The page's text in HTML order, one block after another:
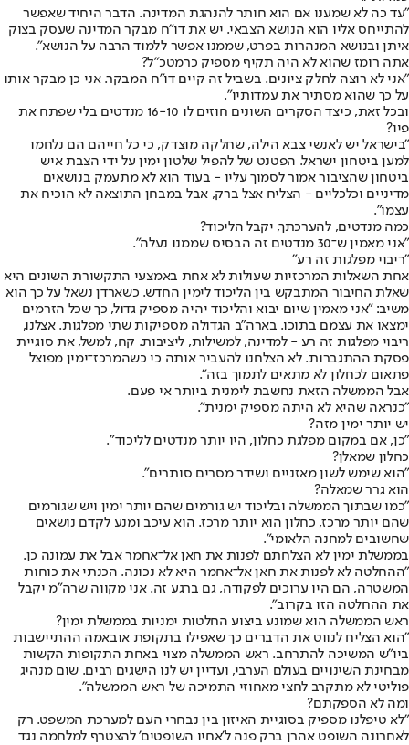
"עד כה לא שמענו אם הוא חותר להנהגת המדינה. הדבר היחיד שאפשר
להתייחס אליו הוא הנושא הצבאי. יש את דו"ח מבקר המדינה שעסק בצוק
איתן ובנושא המנהרות בפרט, שממנו אפשר ללמוד הרבה על הנושא".
אתה רומז שהוא לא היה תקיף מספיק כרמטכ"ל?
"אני לא רוצה לחלק ציונים. בשביל זה קיים דו"ח המבקר. אני כן מבקר אותו
על כך שהוא מסתיר את עמדותיו".
ובכל זאת, כיצד הסקרים השונים חוזים לו 16-10 מנדטים בלי שפתח את
פיו?
"בישראל יש לאנשי צבא הילה, שחלקה מוצדק, כי כל חייהם הם נלחמו
למען ביטחון ישראל. הפטנט של להפיל שלטון ימין על ידי הצבת איש
ביטחון שהציבור אמור לסמוך עליו - בעוד הוא לא מתעמק בנושאים
מדיניים וכלכליים - הצליח אצל ברק, אבל במבחן התוצאה לא הוכיח את
עצמו".
כמה מנדטים, להערכתך, יקבל הליכוד?
"אני מאמין ש־30 מנדטים זה הבסיס שממנו נעלה".
"ריבוי מפלגות זה רע"
אחת השאלות המרכזיות שעולות לא אחת באמצעי התקשורת השונים היא
שאלת החיבור המתבקש בין הליכוד לימין החדש. כשארדן נשאל על כך הוא
משיב: "אני מאמין שיום יבוא והליכוד יהיה מספיק גדול, כך שכל הזרמים
ימצאו את עצמם בתוכו. בארה"ב הגדולה מספיקות שתי מפלגות. אצלנו,
ריבוי מפלגות זה רע - למדינה, למשילות, ליציבות. קח, למשל, את סוגיית
פסקת ההתגברות. לא הצלחנו להעביר אותה כי כשהמרכז־ימין מפוצל
פתאום לכחלון לא מתאים לתמוך בזה".
אבל הממשלה הזאת נחשבת לימנית ביותר אי פעם.
"כנראה שהיא לא היתה מספיק ימנית".
יש יותר ימין מזה?
"כן, אם במקום מפלגת כחלון, היו יותר מנדטים לליכוד".
כחלון שמאלן?
"הוא שימש לשון מאזניים ושידר מסרים סותרים".
הוא גרר שמאלה?
"כמו שבתוך הממשלה ובליכוד יש גורמים שהם יותר ימין ויש שגורמים
שהם יותר מרכז, כחלון הוא יותר מרכז. הוא עיכב ומנע לקדם נושאים
שחשובים למחנה הלאומי".
בממשלת ימין לא הצלחתם לפנות את חאן אל־אחמר אבל את עמונה כן.
"ההחלטה לא לפנות את חאן אל־אחמר היא לא נכונה. הכנתי את כוחות
המשטרה, הם היו ערוכים לפקודה, גם ברגע זה. אני מקווה שרה"מ יקבל
את ההחלטה הזו בקרוב".
ראש הממשלה הוא שמונע ביצוע החלטות ימניות בממשלת ימין?
"הוא הצליח לנווט את הדברים כך שאפילו בתקופת אובאמה ההתיישבות
ביו"ש המשיכה להתרחב. ראש הממשלה מצוי באחת התקופות הקשות
מבחינת השינויים בעולם הערבי, ועדיין יש לנו הישגים רבים. שום מנהיג
פוליטי לא מתקרב לחצי מאחוזי התמיכה של ראש הממשלה".
ומה לא הספקתם?
"לא טיפלנו מספיק בסוגיית האיזון בין נבחרי העם למערכת המשפט. רק
לאחרונה השופט אהרן ברק פנה ל'אחיו השופטים' להצטרף למלחמה נגד